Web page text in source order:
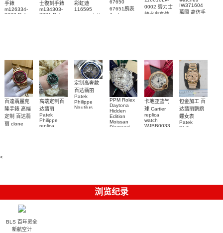
手錶
m126334-
0002 Rolex
士復刻手錶
m134303-
0001 Rolex
彩虹迪
116595
67650
67651腕表
Audemars
0002 勞力士
綠水鬼高仿
IW371604
萬國 高仿手
百達翡麗克
隆手錶 高端
定制 百达翡
丽 clone
高端定制百
达翡丽
Patek
Philippe
replica
定制高奢款
百达翡丽
Patek
Philippe
Nautilus
PPM Rolex
Daytona
Hidden
Edition
Moissan
Diamond
卡地亚蓝气
球 Cartier
replica
watch
WJBB0033
包金加工 百
达翡丽鹦鹉
螺女表
Patek
Philippe
<
浏览纪录
BLS 百年灵全
新航空计